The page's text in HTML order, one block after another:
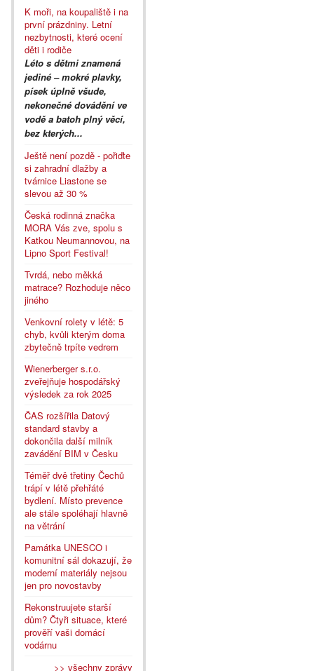
K moři, na koupaliště i na
první prázdniny. Letní
nezbytnosti, které ocení
děti i rodiče
Léto s dětmi znamená
jediné – mokré plavky,
písek úplně všude,
nekonečné dovádění ve
vodě a batoh plný věcí,
bez kterých...
Ještě není pozdě - pořiďte
si zahradní dlažby a
tvárnice Liastone se
slevou až 30 %
Česká rodinná značka
MORA Vás zve, spolu s
Katkou Neumannovou, na
Lipno Sport Festival!
Tvrdá, nebo měkká
matrace? Rozhoduje něco
jiného
Venkovní rolety v létě: 5
chyb, kvůli kterým doma
zbytečně trpíte vedrem
Wienerberger s.r.o.
zveřejňuje hospodářský
výsledek za rok 2025
ČAS rozšířila Datový
standard stavby a
dokončila další milník
zavádění BIM v Česku
Téměř dvě třetiny Čechů
trápí v létě přehřáté
bydlení. Místo prevence
ale stále spoléhají hlavně
na větrání
Památka UNESCO i
komunitní sál dokazují, že
moderní materiály nejsou
jen pro novostavby
Rekonstruujete starší
dům? Čtyři situace, které
prověří vaši domácí
vodárnu
>> všechny zprávy